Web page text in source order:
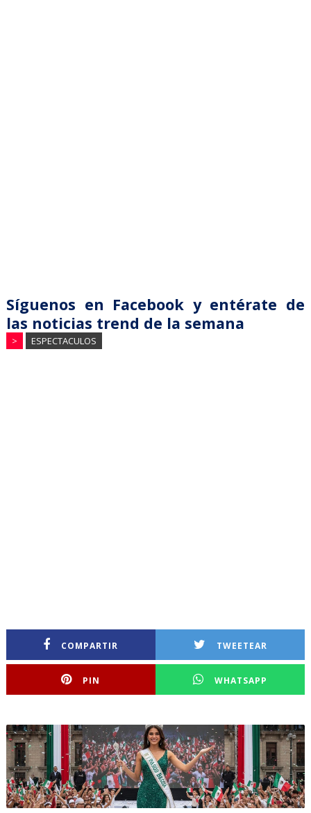
Síguenos en Facebook y entérate de
las noticias trend de la semana
> ESPECTACULOS
COMPARTIR TWEETEAR
PIN WHATSAPP